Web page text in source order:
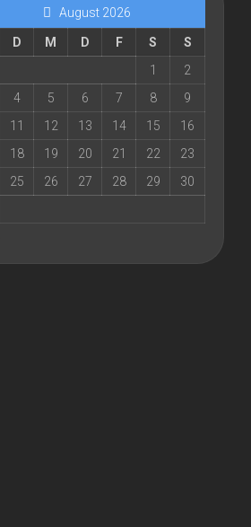
August 2026
D M D F S
S
1
2
4 5 6 7 8
9
11 12 13 14 15
16
18 19 20 21 22
23
25 26 27 28 29
30